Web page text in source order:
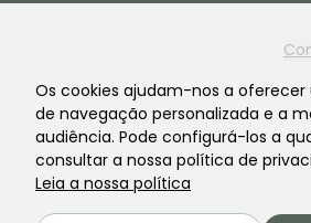
Os cookies ajudam-nos a
de navegação personalizada e a
audiência. Pode configurá-los a
consultar a nossa política de
Leia a nossa política
Promessedefleurs.ch